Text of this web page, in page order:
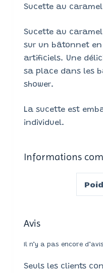
Sucette au
Sucette au
sur un bâtonnet
artificiels. Une
sa place dans les
shower.
La sucette est
individuel.
Informations
Avis
Il n’y a pas encore
Seuls les clients